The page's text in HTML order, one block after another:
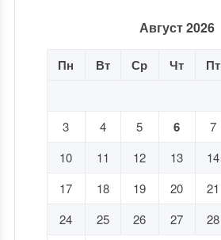
Август 2026
Пн Вт Ср Чт Пт
3
4 5 6 7
10
11 12 13 14
17
18 19 20 21
24
25 26 27 28